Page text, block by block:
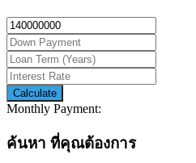
Calculate
Monthly Payment:
ค้นหา ที่คุณต้องการ